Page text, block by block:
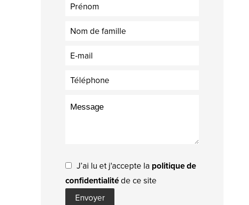
J’ai lu et j'accepte la politique de
confidentialitéde ce site
Envoyer